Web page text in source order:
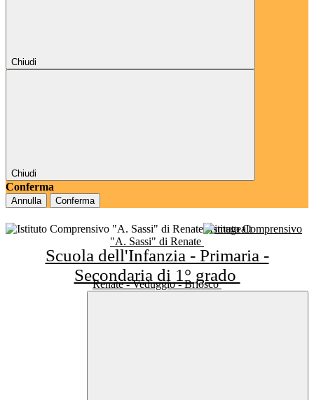
Chiudi
Chiudi
Conferma
Annulla Conferma
Istituto Comprensivo
"A. Sassi" di Renate
Scuola dell'Infanzia - Primaria -
Secondaria di 1° grado
Renate - Veduggio - Briosco